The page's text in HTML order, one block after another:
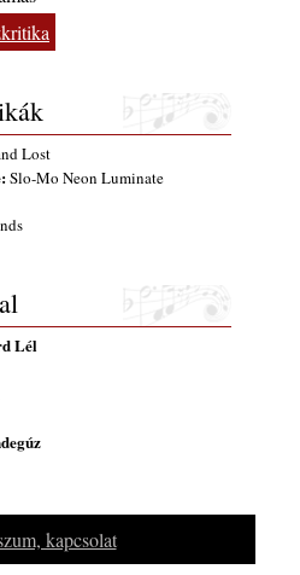
Lászlóval
Gábor és 54 éves
szülők és zenész
Vörös László +
+ Vörös Bence
— 11. rész: Horváth
2026 - 134. rész
Lost
Slo-Mo Neon Luminate
Lél
kapcsolat